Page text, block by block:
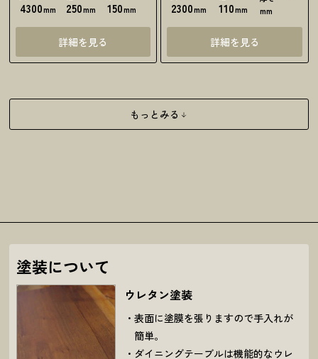
4300mm 250mm 150mm
詳細を見る
2300mm 110mm mm
詳細を見る
もっとみる
塗装について
ウレタン塗装
表面に塗膜を張りますので手入れが
簡単。
ダイニングテーブルは機能的なウレ